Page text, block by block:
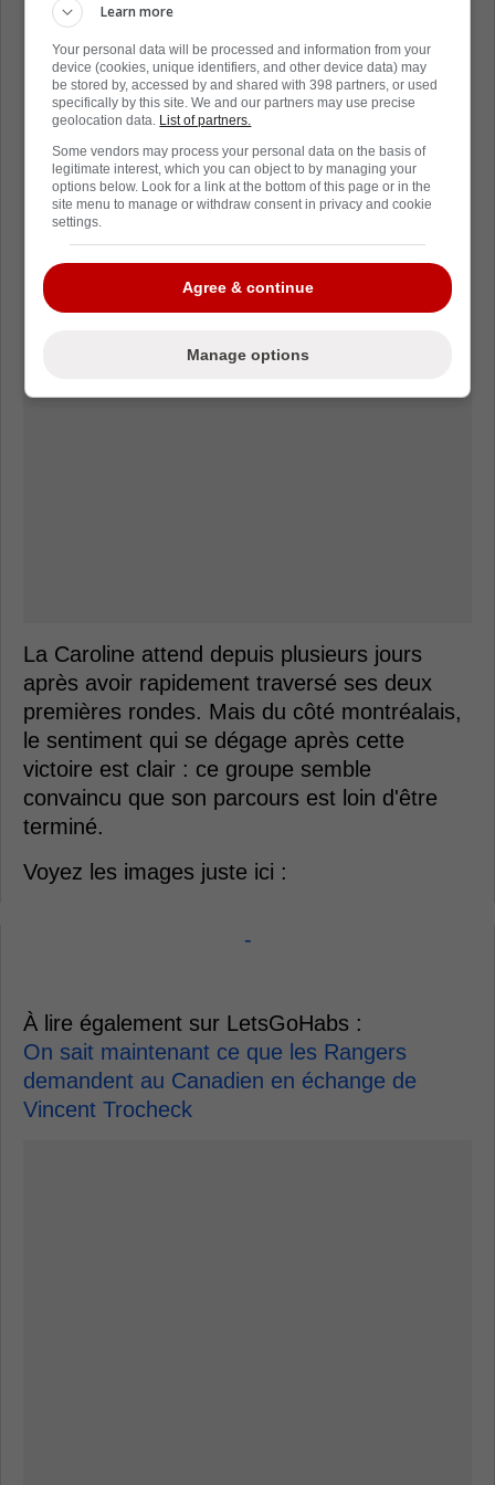
La Caroline attend depuis plusieurs jours
après avoir rapidement traversé ses deux
premières rondes. Mais du côté montréalais,
le sentiment qui se dégage après cette
victoire est clair : ce groupe semble
convaincu que son parcours est loin d'être
terminé.
Voyez les images juste ici :
-
À lire également sur LetsGoHabs :
On sait maintenant ce que les Rangers
demandent au Canadien en échange de
Vincent Trocheck
Learn more
Your personal data will be processed and information from your
device (cookies, unique identifiers, and other device data) may
be stored by, accessed by and shared with 398 partners, or used
specifically by this site. We and our partners may use precise
geolocation data. List of partners.
Some vendors may process your personal data on the basis of
legitimate interest, which you can object to by managing your
options below. Look for a link at the bottom of this page or in the
site menu to manage or withdraw consent in privacy and cookie
settings.
Agree & continue
Manage options